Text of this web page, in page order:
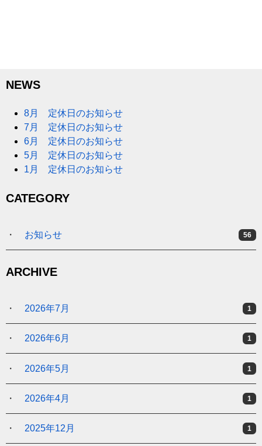
NEWS
8月 定休日のお知らせ
7月 定休日のお知らせ
6月 定休日のお知らせ
5月 定休日のお知らせ
1月 定休日のお知らせ
CATEGORY
お知らせ 56
ARCHIVE
2026年7月 1
2026年6月 1
2026年5月 1
2026年4月 1
2025年12月 1